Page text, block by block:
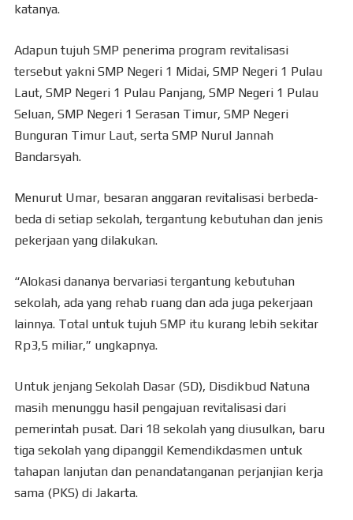
katanya.
Adapun tujuh SMP penerima program revitalisasi
tersebut yakni SMP Negeri 1 Midai, SMP Negeri 1 Pulau
Laut, SMP Negeri 1 Pulau Panjang, SMP Negeri 1 Pulau
Seluan, SMP Negeri 1 Serasan Timur, SMP Negeri
Bunguran Timur Laut, serta SMP Nurul Jannah
Bandarsyah.
Menurut Umar, besaran anggaran revitalisasi berbeda-
beda di setiap sekolah, tergantung kebutuhan dan jenis
pekerjaan yang dilakukan.
“Alokasi dananya bervariasi tergantung kebutuhan
sekolah, ada yang rehab ruang dan ada juga pekerjaan
lainnya. Total untuk tujuh SMP itu kurang lebih sekitar
Rp3,5 miliar,” ungkapnya.
Untuk jenjang Sekolah Dasar (SD), Disdikbud Natuna
masih menunggu hasil pengajuan revitalisasi dari
pemerintah pusat. Dari 18 sekolah yang diusulkan, baru
tiga sekolah yang dipanggil Kemendikdasmen untuk
tahapan lanjutan dan penandatanganan perjanjian kerja
sama (PKS) di Jakarta.